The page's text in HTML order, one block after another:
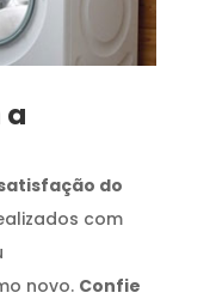
a
do
com
novo. Confie